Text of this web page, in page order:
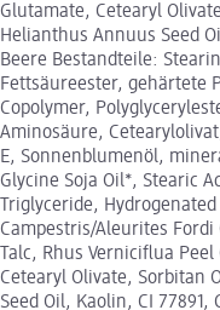
Glutamate, Cetearyl
Helianthus Annuus Seed
Beere Bestandteile:
Fettsäureester, gehärtete
Copolymer,
Aminosäure,
E, Sonnenblumenöl,
Glycine Soja Oil*, Stearic
Triglyceride,
Campestris/Aleurites Fordi
Talc, Rhus Verniciflua
Cetearyl Olivate, Sorbitan
Seed Oil, Kaolin, CI 77891,